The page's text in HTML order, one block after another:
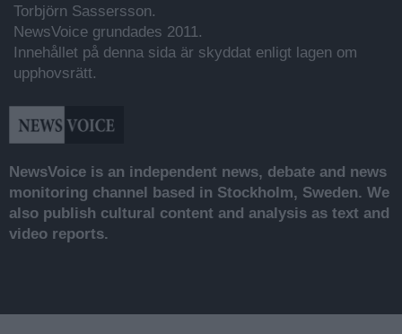
Torbjörn Sassersson.
NewsVoice grundades 2011.
Innehållet på denna sida är skyddat enligt lagen om
upphovsrätt.
NewsVoice is an independent news, debate and news
monitoring channel based in Stockholm, Sweden. We
also publish cultural content and analysis as text and
video reports.